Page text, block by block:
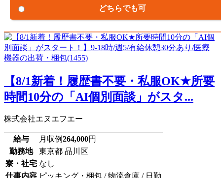
どちらでも可
【8/1新着！履歴書不要・私服OK★所要
時間10分の「AI個別面談」がスタ...
株式会社エヌエフエー
給与 月収例264,000円
勤務地
東京都 品川区
寮・社宅 なし
仕事内容 ピッキング・梱包 / 物流倉庫 / 日勤